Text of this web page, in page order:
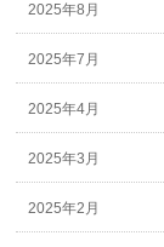
2025年8月
2025年7月
2025年4月
2025年3月
2025年2月